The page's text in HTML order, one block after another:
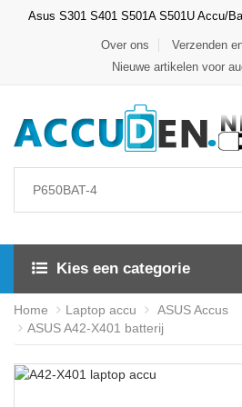
Asus S301 S401 S501A S501U Accu/
Over ons
Verzenden
Nieuwe artikelen voor
Kies een categorie
Home Laptop accu
ASUS Accus
ASUS A42-X401 batterij